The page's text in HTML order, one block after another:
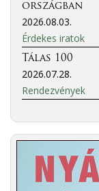
országban
2026.08.03.
Érdekes iratok
Tálas 100
2026.07.28.
Rendezvények